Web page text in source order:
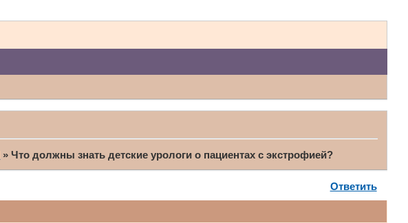
»Что должны знать детские урологи о пациентах с экстрофией?
Ответить